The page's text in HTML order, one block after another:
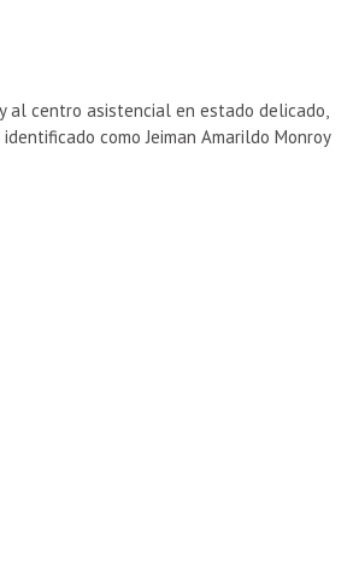
al centro asistencial en estado delicado,
como Jeiman Amarildo Monroy